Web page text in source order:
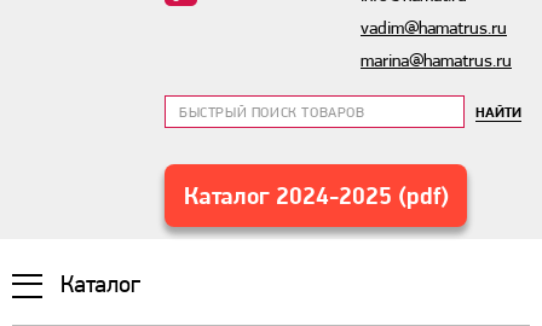
vadim@hamatrus.ru
marina@hamatrus.ru
НАЙТИ
Каталог 2024-2025 (pdf)
Каталог